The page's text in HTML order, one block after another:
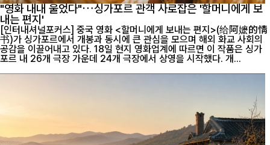
"영화 내내 울었다"…싱가포르 관객 사로잡은 '할머니에게 보
내는 편지'
[인터내셔널포커스] 중국 영화 <할머니에게 보내는 편지>(给阿嬷的情
书)가 싱가포르에서 개봉과 동시에 큰 관심을 모으며 해외 화교 사회의
공감을 이끌어내고 있다. 18일 현지 영화업계에 따르면 이 작품은 싱가
포르 내 26개 극장 가운데 24개 극장에서 상영을 시작했다. 개...